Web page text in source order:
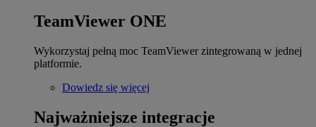
TeamViewer ONE
Wykorzystaj pełną moc TeamViewer zintegrowaną w jednej
platformie.
Dowiedz się więcej
Najważniejsze integracje